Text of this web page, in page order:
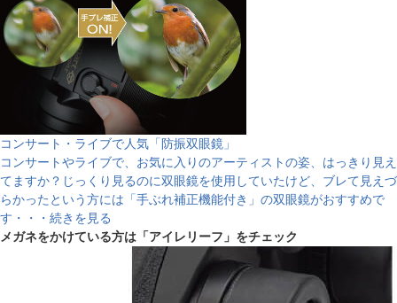
コンサート・ライブで人気「防振双眼鏡」
コンサートやライブで、お気に入りのアーティストの姿、はっきり見え
てますか？じっくり見るのに双眼鏡を使用していたけど、ブレて見えづ
らかったという方には「手ぶれ補正機能付き」の双眼鏡がおすすめで
す・・・続きを見る
メガネをかけている方は「アイレリーフ」をチェック